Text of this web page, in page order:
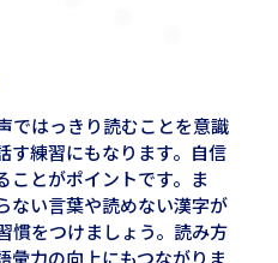
ではっきり読むことを意識
す練習にもなります。自信
ことがポイントです。ま
ない言葉や読めない漢字が
慣をつけましょう。読み方
彙力の向上にもつながりま